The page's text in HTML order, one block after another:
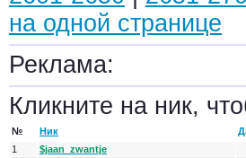
на одной странице
Реклама:
Кликните на ник,
№ Ник
1
$jaan_zwantje